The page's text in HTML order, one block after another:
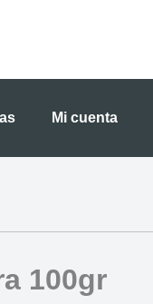
Mi cuenta
100gr